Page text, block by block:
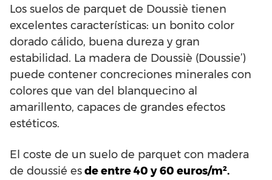
Los suelos de parquet de Doussiè tienen
excelentes características: un bonito color
dorado cálido, buena dureza y gran
estabilidad. La madera de Doussiè (Doussie’)
puede contener concreciones minerales con
colores que van del blanquecino al
amarillento, capaces de grandes efectos
estéticos.
El coste de un suelo de parquet con madera
de doussié esde entre 40 y 60 euros/m².